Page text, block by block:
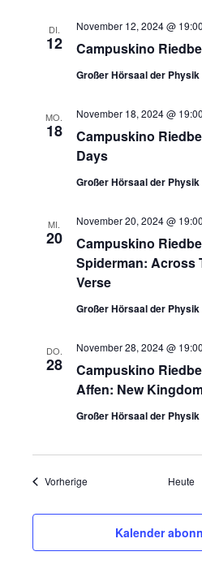
DI.
12 Campuskino
November 12, 2024 @ 19:00
Großer Hörsaal der Physik
MO.
18
Campuskino
Days
November 18, 2024 @ 19:00
Großer Hörsaal der Physik
MI.
20
Campuskino
Spiderman: Across
Verse
November 20, 2024 @ 19:00
Großer Hörsaal der Physik
DO.
28
Campuskino
Affen: New
November 28, 2024 @ 19:00
Großer Hörsaal der Physik
VorherigeVeranstaltungen Heute
Kalender